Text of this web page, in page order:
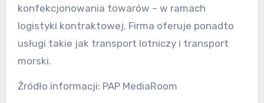
konfekcjonowania towarów – w ramach
logistyki kontraktowej. Firma oferuje ponadto
usługi takie jak transport lotniczy i transport
morski.
Źródło informacji: PAP MediaRoom